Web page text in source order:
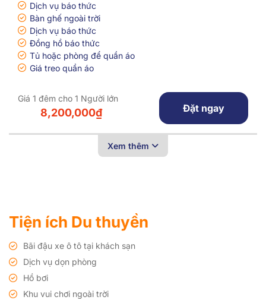
Dịch vụ báo thức
Bàn ghế ngoài trời
Dịch vụ báo thức
Đồng hồ báo thức
Tủ hoặc phòng để quần áo
Giá treo quần áo
8,200,000₫
Giá 1 đêm cho 1 Người lớn
Đặt ngay
Xem thêm
Tiện ích Du thuyền
Bãi đậu xe ô tô tại khách sạn
Dịch vụ dọn phòng
Hồ bơi
Khu vui chơi ngoài trời